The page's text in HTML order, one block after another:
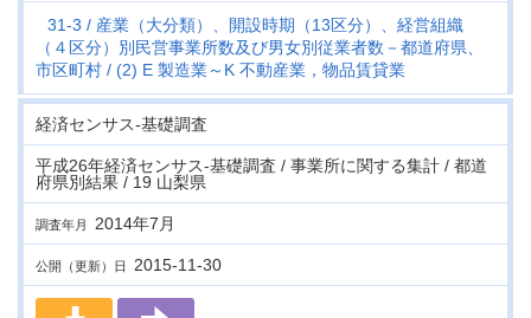
31-3
産業（大分類）、開設時期（13区分）、経営組織
（４区分）別民営事業所数及び男女別従業者数－都道府県、
市区町村
(2) E 製造業～K 不動産業，物品賃貸業
経済センサス‐基礎調査
平成26年経済センサス‐基礎調査 / 事業所に関する集計 / 都道
府県別結果 / 19 山梨県
調査年月 2014年7月
公開（更新）日 2015-11-30